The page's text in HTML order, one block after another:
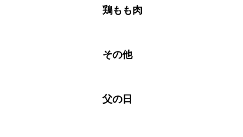
鶏もも肉
その他
父の日